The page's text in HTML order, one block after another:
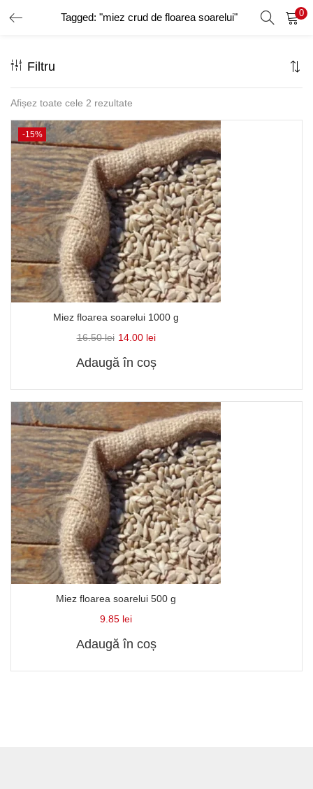
Tagged: "miez crud de floarea soarelui" 0
AUTENTIFICARE ÎNREGISTRARE
Introduceți numele de utilizator și parola pentru a vă autentifica.
Amintește-ți de mine
Ai uitat parola?
Filtru
Afișez toate cele 2 rezultate
-15%
Miez floarea soarelui 1000 g
16.50lei 14.00 lei
Adaugă în coș
Miez floarea soarelui 500 g
9.85 lei
Adaugă în coș